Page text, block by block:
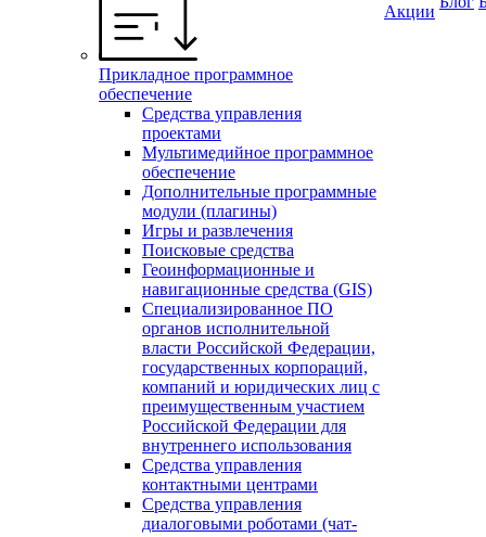
Прикладное программное
обеспечение
Средства управления
проектами
Мультимедийное программное
обеспечение
Дополнительные программные
модули (плагины)
Игры и развлечения
Поисковые средства
Геоинформационные и
навигационные средства (GIS)
Специализированное ПО
органов исполнительной
власти Российской Федерации,
государственных корпораций,
компаний и юридических лиц с
преимущественным участием
Российской Федерации для
внутреннего использования
Средства управления
контактными центрами
Средства управления
диалоговыми роботами (чат-
Акции